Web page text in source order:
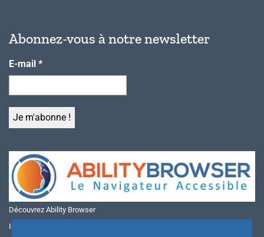
Abonnez-vous à notre newsletter
E-mail *
Découvrez Ability Browser
Installer Ability Browser sur Windows